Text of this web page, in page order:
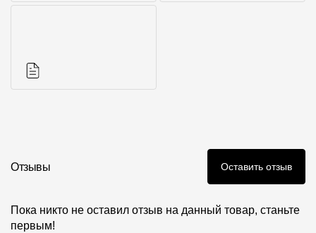
Отзывы Оставить отзыв
Пока никто не оставил отзыв на данный товар, станьте
первым!